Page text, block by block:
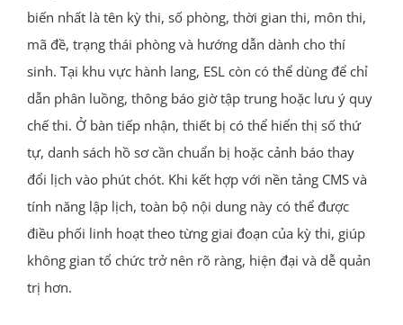
biến nhất là tên kỳ thi, số phòng, thời gian thi, môn thi,
mã đề, trạng thái phòng và hướng dẫn dành cho thí
sinh. Tại khu vực hành lang, ESL còn có thể dùng để chỉ
dẫn phân luồng, thông báo giờ tập trung hoặc lưu ý quy
chế thi. Ở bàn tiếp nhận, thiết bị có thể hiển thị số thứ
tự, danh sách hồ sơ cần chuẩn bị hoặc cảnh báo thay
đổi lịch vào phút chót. Khi kết hợp với nền tảng CMS và
tính năng lập lịch, toàn bộ nội dung này có thể được
điều phối linh hoạt theo từng giai đoạn của kỳ thi, giúp
không gian tổ chức trở nên rõ ràng, hiện đại và dễ quản
trị hơn.